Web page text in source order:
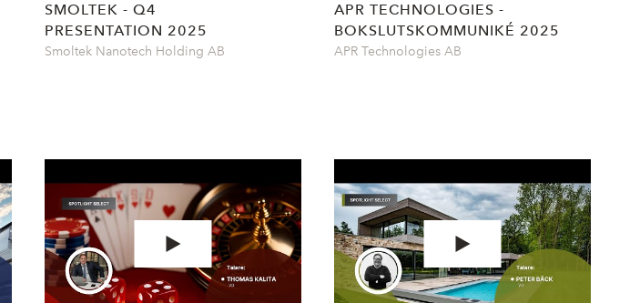
SMOLTEK - Q4
PRESENTATION 2025
Smoltek Nanotech Holding AB
APR TECHNOLOGIES -
BOKSLUTSKOMMUNIKÉ 2025
APR Technologies AB